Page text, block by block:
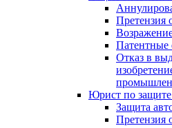
Претензия
Патентные
Отказ в
Юрист по защите
Защита
Претензия